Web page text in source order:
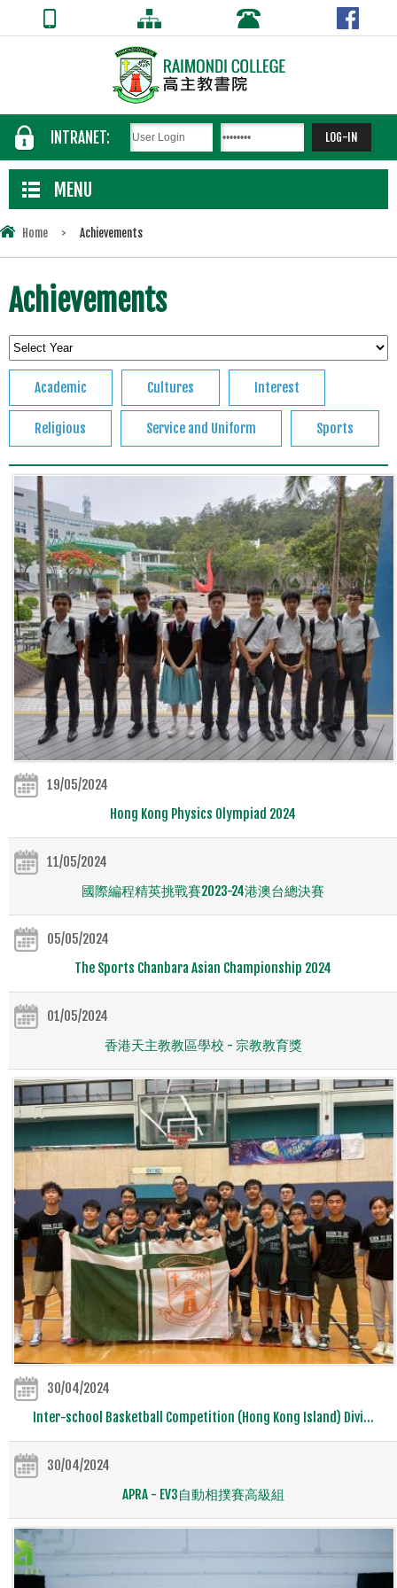
INTRANET:
MENU
Home > Achievements
Achievements
Academic Cultures Interest
Religious Service and Uniform Sports
19/05/2024
Hong Kong Physics Olympiad 2024
11/05/2024
國際編程精英挑戰賽2023-24港澳台總決賽
05/05/2024
The Sports Chanbara Asian Championship 2024
01/05/2024
香港天主教教區學校 - 宗教教育獎
30/04/2024
Inter-school Basketball Competition (Hong Kong Island) Divi...
30/04/2024
APRA - EV3自動相撲賽高級組